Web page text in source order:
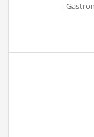
|